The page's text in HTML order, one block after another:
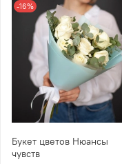
-16%
Букет цветов Нюансы
чувств